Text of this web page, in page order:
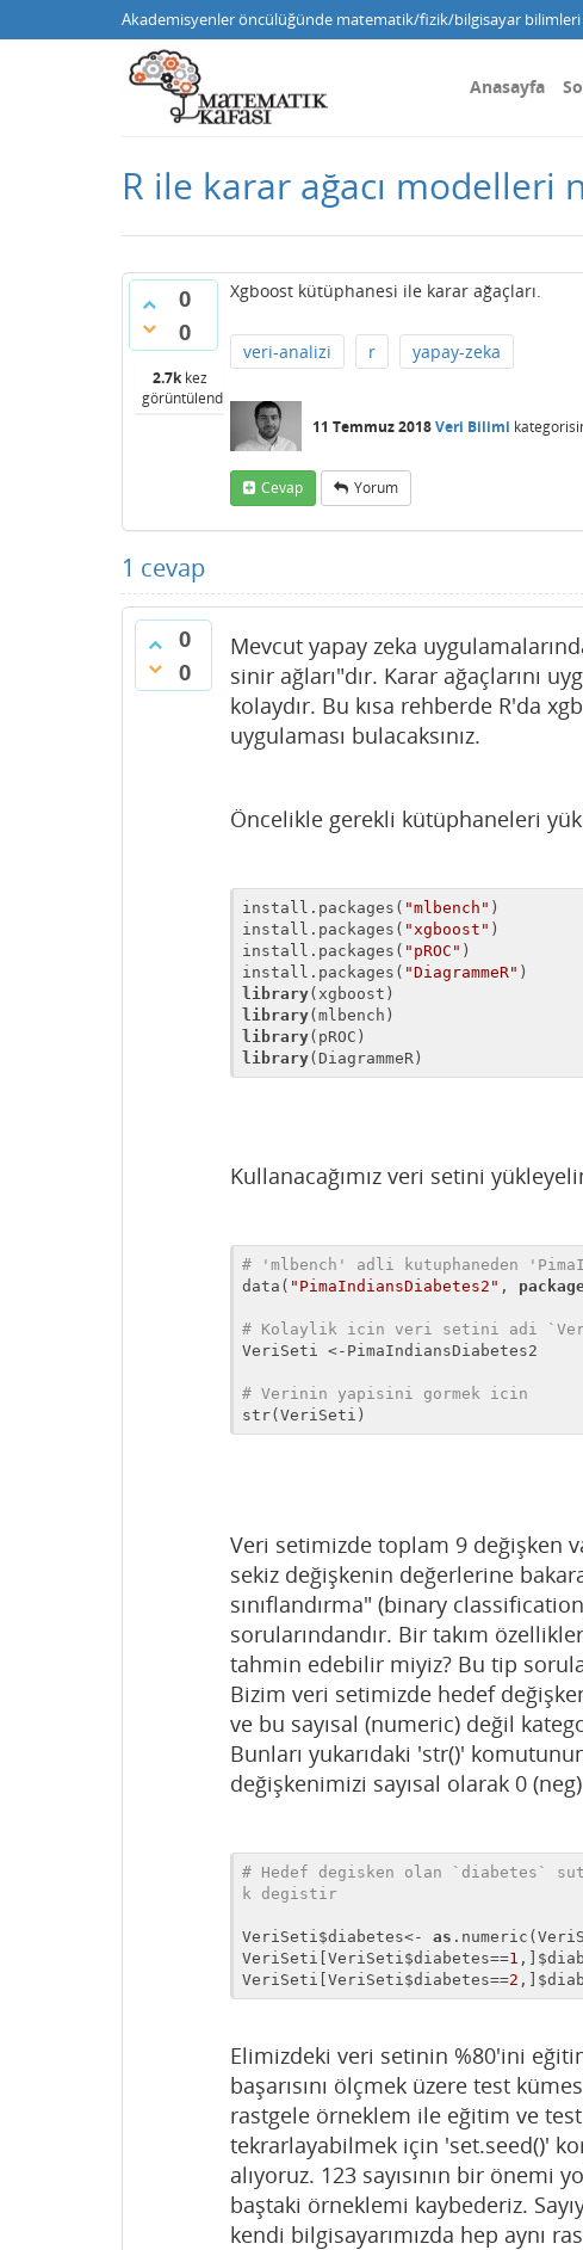
Akademisyenler öncülüğünde matematik/fizik/bilgisayar
Anasayfa
R ile karar ağacı modelleri
0
0
2.7kkez
görüntülendi
Xgboost kütüphanesi ile karar ağaçları.
veri-analizi r yapay-zeka
11 Temmuz 2018Veri Bilimi
Cevap Yorum
1 cevap
0
0
Mevcut yapay zeka
sinir ağları"dır. Karar ağaçlarını
kolaydır. Bu kısa rehberde R'da
uygulaması bulacaksınız.
Öncelikle gerekli kütüphaneleri
install.packages( "mlbench" )
install.packages( "xgboost" )
install.packages( "pROC" )
install.packages( "DiagrammeR"
library
library
library
library(DiagrammeR)
Kullanacağımız veri setini
# 'mlbench' adli kutuphaneden
data( "PimaIndiansDiabetes2" ,
# Kolaylik icin veri setini adi
VeriSeti <-PimaIndiansDiabetes2
# Verinin yapisini gormek icin
str(VeriSeti)
Veri setimizde toplam 9 değişken
sekiz değişkenin değerlerine
sınıflandırma" (binary
sorularındandır. Bir takım
tahmin edebilir miyiz? Bu tip
Bizim veri setimizde hedef
ve bu sayısal (numeric) değil
Bunları yukarıdaki 'str()'
değişkenimizi sayısal olarak 0
# Hedef degisken olan `diabetes`
k degistir
VeriSeti$diabetes<- as
VeriSeti[VeriSeti$diabetes==1
VeriSeti[VeriSeti$diabetes==2
Elimizdeki veri setinin %80'ini
başarısını ölçmek üzere test
rastgele örneklem ile eğitim ve
tekrarlayabilmek için 'set.seed()'
alıyoruz. 123 sayısının bir önemi
baştaki örneklemi kaybederiz.
kendi bilgisayarımızda hep aynı